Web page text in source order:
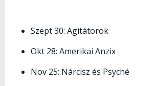
Szept 30: Agitátorok
Okt 28: Amerikai Anzix
Nov 25: Nárcisz és Psyché